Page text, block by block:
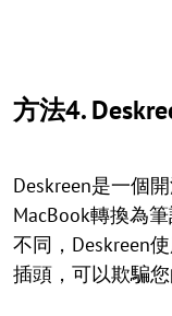
方法4.
Deskreen是一個
MacBook轉換為
不同，Deskreen
插頭，可以欺騙